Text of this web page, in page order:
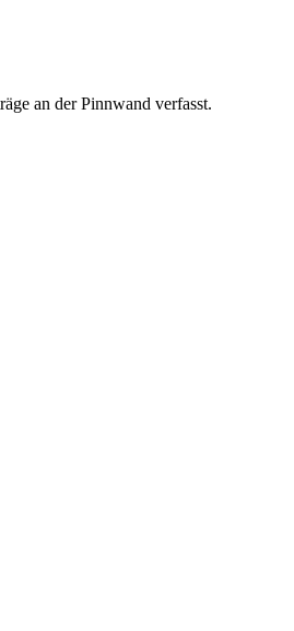
an der Pinnwand verfasst.